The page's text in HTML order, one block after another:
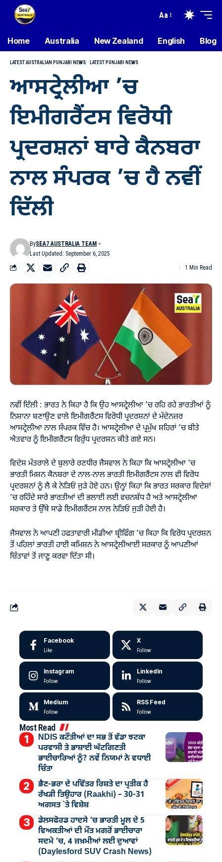
Aa
Home Australia New Zealand English Blog
LATEST AUSTRALIAN PUNJABI NEWS LATEST PUNJABI NEWS
ਆਸਟ੍ਰੇਲੀਆ ’ਚ
ਇਮੀਗਰੈਂਟਸ ਵਿਰੋਧੀ
ਪ੍ਰਦਰਸ਼ਨਾਂ ਬਾਰੇ ਕੈਨਬਰਾ
ਨਾਲ ਸੰਪਰਕ ’ਚ ਹੈ ਨਵੀਂ
ਦਿੱਲੀ
Last Updated: September 6, 2025
BySEA7 AUSTRALIA TEAM
1 Min Read
ਨਵੀਂ ਦਿੱਲੀ : ਭਾਰਤ ਨੇ ਕਿਹਾ ਹੈ ਕਿ ਉਹ ਆਸਟ੍ਰੇਲੀਆ ’ਚ ਰਹਿ ਰਹੇ ਭਾਰਤੀਆਂ ਨੂੰ
ਨਿਸ਼ਾਨਾ ਬਣਾਉਣ ਵਾਲੇ ਇਮੀਗਰੈਂਟਸ ਵਿਰੋਧੀ ਪ੍ਰਦਰਸ਼ਨਾਂ ਦੇ ਮੱਦੇਨਜ਼ਰ
ਆਸਟ੍ਰੇਲੀਆ ਨਾਲ ਸੰਪਰਕ ਵਿੱਚ ਹੈ। ਆਸਟ੍ਰੇਲੀਆ ਦੇ ਪ੍ਰਮੁੱਖ ਸ਼ਹਿਰਾਂ ’ਚ ਬੀਤੇ
ਐਤਵਾਰ ਨੂੰ ਇਮੀਗਰੈਂਟਸ ਵਿਰੁੱਧ ਪ੍ਰਦਰਸ਼ਨ ਕੀਤੇ ਗਏ ਸਨ।
ਵਿਦੇਸ਼ ਮੰਤਰਾਲੇ ਦੇ ਬੁਲਾਰੇ ਰਣਧੀਰ ਜੈਸਵਾਲ ਨੇ ਕਿਹਾ ਕਿ ਆਸਟ੍ਰੇਲੀਆ ‘ਚ
ਭਾਰਤੀ ਮਿਸ਼ਨ ਕੈਨਬਰਾ ਦੇ ਨਾਲ-ਨਾਲ ਭਾਰਤੀ ਇਮੀਗਰੈਂਟਸ ਨਾਲ ਵੀ ਵਿਰੋਧ
ਪ੍ਰਦਰਸ਼ਨਾਂ ਨੂੰ ਲੈ ਕੇ ਨੇੜਿਓਂ ਜੁੜੇ ਹੋਏ ਹਨ। ਉਨ੍ਹਾਂ ਕਿਹਾ ਕਿ ਭਾਰਤ ਸਰਕਾਰ ਵਿਦੇਸ਼ਾਂ
’ਚ ਰਹਿੰਦੇ ਸਾਰੇ ਭਾਰਤੀਆਂ ਦੀ ਭਲਾਈ ਲਈ ਵਚਨਬੱਧ ਹੈ ਅਤੇ ਆਸਟ੍ਰੇਲੀਆ
ਸਰਕਾਰ ਤੇ ਉੱਥੇ ਸਾਡੇ ਇਮੀਗਰੈਂਟਸ ਨਾਲ ਨੇੜਿਓਂ ਜੁੜੀ ਹੋਈ ਹੈ।
ਜੈਸਵਾਲ ਨੇ ਆਪਣੀ ਹਫਤਾਵਾਰੀ ਮੀਡੀਆ ਬ੍ਰੀਫਿੰਗ ’ਚ ਕਿਹਾ ਕਿ ਵਿਰੋਧ ਪ੍ਰਦਰਸ਼ਨ
ਤੋਂ ਪਹਿਲਾਂ ਭਾਰਤੀ ਹਾਈ ਕਮਿਸ਼ਨ ਨੇ ਆਸਟ੍ਰੇਲੀਆਈ ਸਰਕਾਰ ਨੂੰ ਆਪਣੀਆਂ
ਚਿੰਤਾਵਾਂ ਤੋਂ ਜਾਣੂ ਕਰਵਾ ਦਿੱਤਾ ਸੀ।
Facebook
Like
X
Follow
Instagram
Follow
LinkedIn
Follow
Medium
Follow
RSS Feed
Follow
Most Read
NDIS ਕਟੌਤੀਆਂ ਦਾ ਸਭ ਤੋਂ ਵੱਡਾ ਝਟਕਾ
ਪਰਵਾਸੀ ਤੇ ਭਾਸ਼ਾਈ ਘੱਟਗਿਣਤੀ
ਭਾਈਚਾਰਿਆਂ ਨੂੰ? ਨਵੇਂ ਨਿਯਮਾਂ ਨੇ ਵਧਾਈ
ਚਿੰਤਾ
ਭੈਣ-ਭਰਾ ਦੇ ਪਵਿੱਤਰ ਰਿਸ਼ਤੇ ਦਾ ਪ੍ਰਤੀਕ ਹੈ
ਰੱਖੜੀ ਤਿਉਹਾਰ (Raakhi) – 30-31
ਅਗਸਤ `ਤੇ ਵਿਸ਼ੇਸ਼
ਡੇਲਸਫੋਰਡ ਹਾਦਸੇ ’ਚ ਭਾਰਤੀ ਮੂਲ ਦੇ 5
ਵਿਅਕਤੀਆਂ ਦੀ ਮੌਤ ਮਗਰੋਂ ਭਾਈਚਾਰਾ
ਸਦਮੇ ’ਚ, 4 ਜ਼ਖ਼ਮੀਆਂ ਲਈ ਦੁਆਵਾਂ
(Daylesford SUV Crash News)